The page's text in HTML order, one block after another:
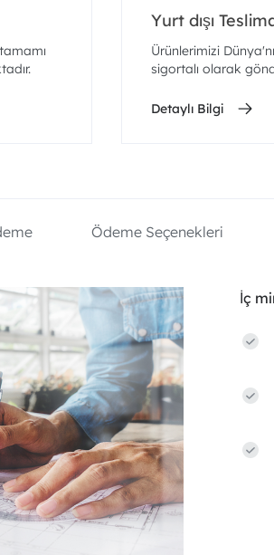
Yurt dışı
Ürünlerimizi
sigortalı olarak
Detaylı Bilgi
Ödeme Seçenekleri
İç